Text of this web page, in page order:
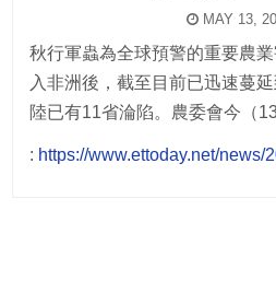
MAY 13,
秋行軍蟲為全球預警的重要農
入非洲後，截至目前已迅速蔓
陸已有11省淪陷。農委會今（
: https://www.ettoday.net/news/